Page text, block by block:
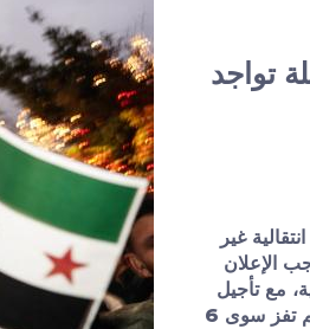
تواجد
انتقالية غير
بموجب الإعلان
من 49 دائرة انتخابية، مع تأجيل
ثلاث محافظات لأسباب أمنية. رغم ترشح 14% من النساء، لم تفز سوى 6